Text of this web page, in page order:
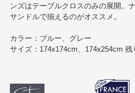
ンズはテーブルクロスのみの展開。
サンドルで揃えるのがオススメ。
カラー：ブルー、グレー
サイズ：174x174cm、174x254cm 残